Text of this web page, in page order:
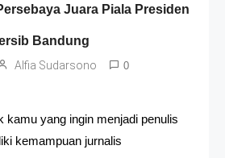
Juara Piala Presiden
Bandung
Alfia Sudarsono 0
kamu yang ingin menjadi penulis
kemampuan jurnalis